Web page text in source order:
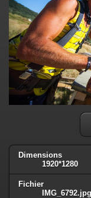
Dimensions
1920*1280
Fichier
IMG_6792.jpg